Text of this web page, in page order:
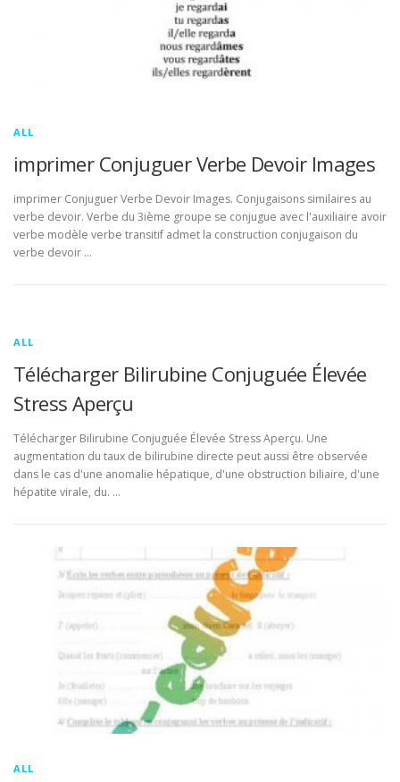
ALL
imprimer Conjuguer Verbe Devoir Images
imprimer Conjuguer Verbe Devoir Images. Conjugaisons similaires au
verbe devoir. Verbe du 3ième groupe se conjugue avec l'auxiliaire avoir
verbe modèle verbe transitif admet la construction conjugaison du
verbe devoir …
ALL
Télécharger Bilirubine Conjuguée Élevée
Stress Aperçu
Télécharger Bilirubine Conjuguée Élevée Stress Aperçu. Une
augmentation du taux de bilirubine directe peut aussi être observée
dans le cas d'une anomalie hépatique, d'une obstruction biliaire, d'une
hépatite virale, du. …
ALL